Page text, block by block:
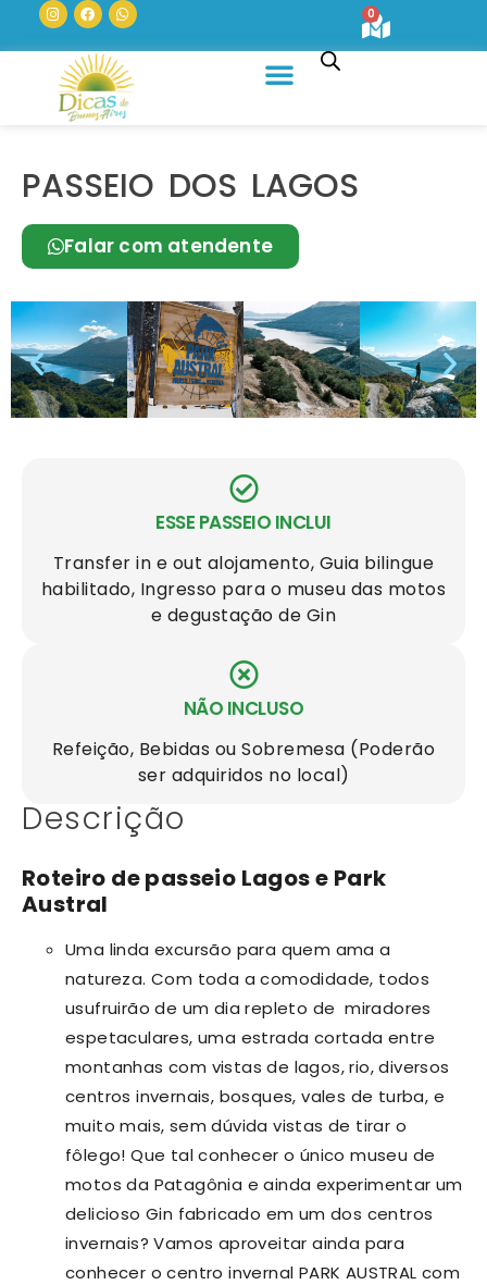
0
PASSEIO DOS LAGOS
Falar com atendente
ESSE PASSEIO INCLUI
Transfer in e out alojamento, Guia bilingue
habilitado, Ingresso para o museu das motos
e degustação de Gin
NÃO INCLUSO
Refeição, Bebidas ou Sobremesa (Poderão
ser adquiridos no local)
Descrição
Roteiro de passeio Lagos e Park
Austral
Uma linda excursão para quem ama a
natureza. Com toda a comodidade, todos
usufruirão de um dia repleto de miradores
espetaculares, uma estrada cortada entre
montanhas com vistas de lagos, rio, diversos
centros invernais, bosques, vales de turba, e
muito mais, sem dúvida vistas de tirar o
fôlego! Que tal conhecer o único museu de
motos da Patagônia e ainda experimentar um
delicioso Gin fabricado em um dos centros
invernais? Vamos aproveitar ainda para
conhecer o centro invernal PARK AUSTRAL com